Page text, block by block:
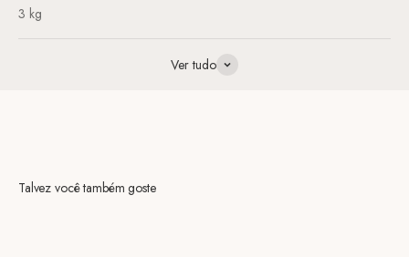
3 kg
Ver tudo
Talvez você também goste